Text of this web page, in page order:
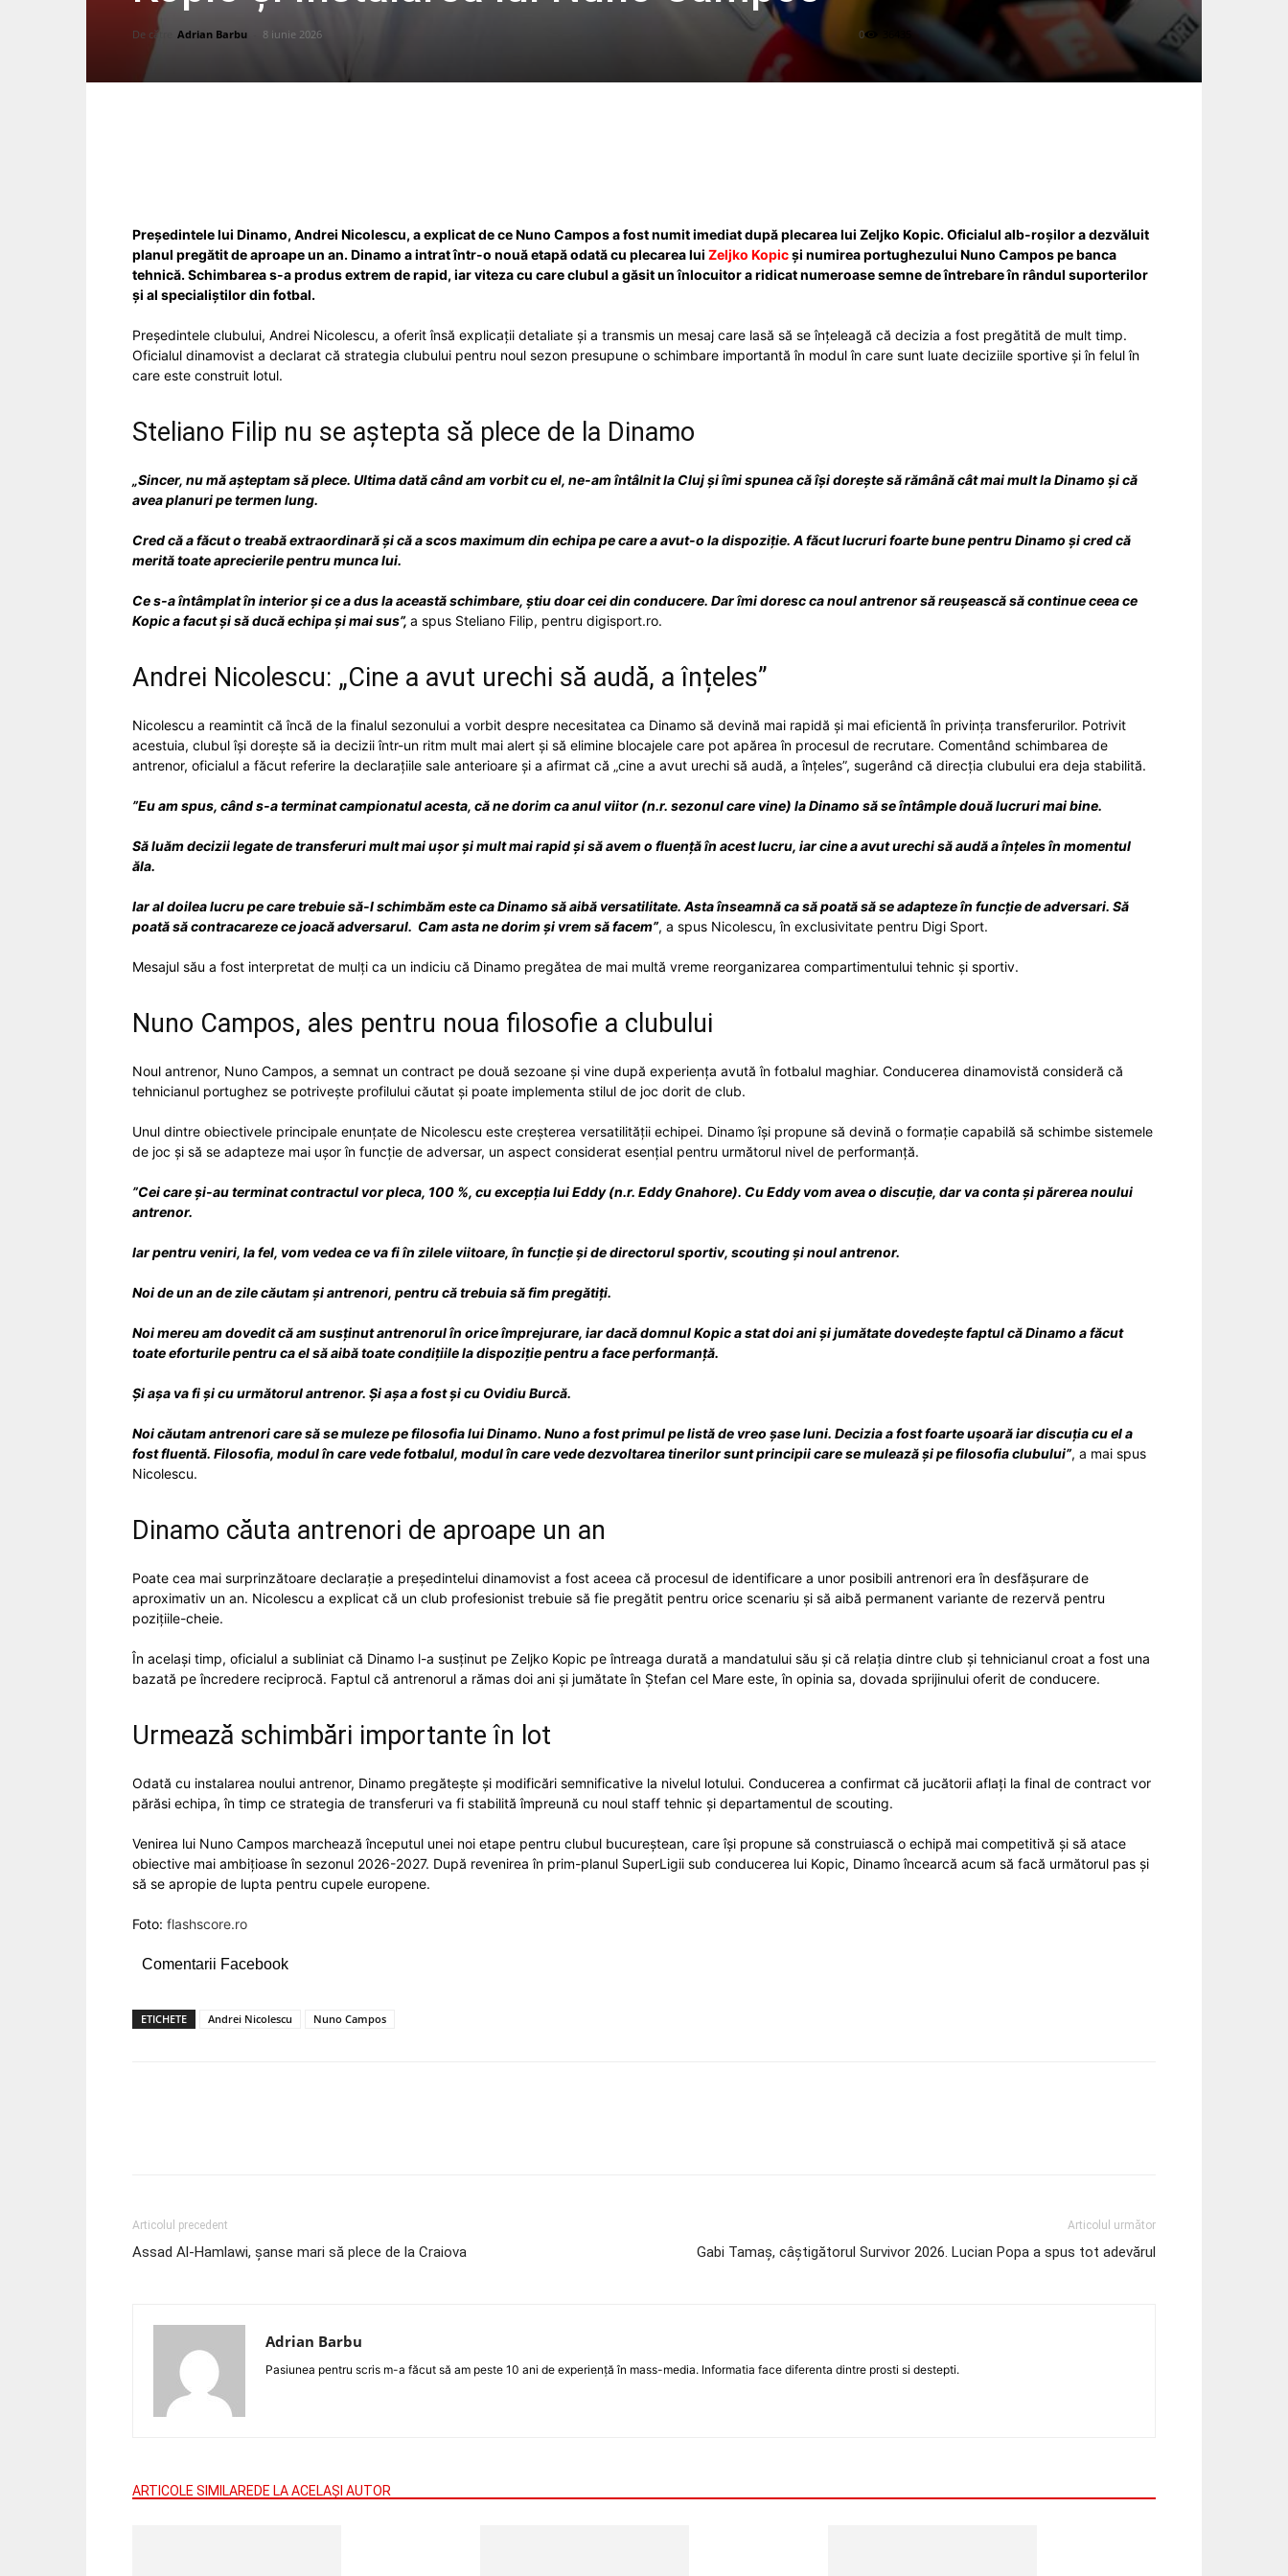
De către Adrian Barbu 8 iunie 2026 0
Președintele lui Dinamo, Andrei Nicolescu, a explicat de ce Nuno Campos a fost numit imediat după plecarea lui Zeljko Kopic. Oficialul alb-roșilor a dezvăluit
planul pregătit de aproape un an. Dinamo a intrat într-o nouă etapă odată cu plecarea lui Zeljko Kopicși numirea portughezului Nuno Campos pe banca
tehnică. Schimbarea s-a produs extrem de rapid, iar viteza cu care clubul a găsit un înlocuitor a ridicat numeroase semne de întrebare în rândul suporterilor
și al specialiștilor din fotbal.
Președintele clubului, Andrei Nicolescu, a oferit însă explicații detaliate și a transmis un mesaj care lasă să se înțeleagă că decizia a fost pregătită de mult timp.
Oficialul dinamovist a declarat că strategia clubului pentru noul sezon presupune o schimbare importantă în modul în care sunt luate deciziile sportive și în felul în
care este construit lotul.
Steliano Filip nu se aștepta să plece de la Dinamo
„Sincer, nu mă așteptam să plece. Ultima dată când am vorbit cu el, ne-am întâlnit la Cluj și îmi spunea că își dorește să rămână cât mai mult la Dinamo și că
avea planuri pe termen lung.
Cred că a făcut o treabă extraordinară și că a scos maximum din echipa pe care a avut-o la dispoziție. A făcut lucruri foarte bune pentru Dinamo și cred că
merită toate aprecierile pentru munca lui.
Ce s-a întâmplat în interior și ce a dus la această schimbare, știu doar cei din conducere. Dar îmi doresc ca noul antrenor să reușească să continue ceea ce
Kopic a facut și să ducă echipa și mai sus”, a spus Steliano Filip, pentru digisport.ro.
Andrei Nicolescu: „Cine a avut urechi să audă, a înțeles”
Nicolescu a reamintit că încă de la finalul sezonului a vorbit despre necesitatea ca Dinamo să devină mai rapidă și mai eficientă în privința transferurilor. Potrivit
acestuia, clubul își dorește să ia decizii într-un ritm mult mai alert și să elimine blocajele care pot apărea în procesul de recrutare. Comentând schimbarea de
antrenor, oficialul a făcut referire la declarațiile sale anterioare și a afirmat că „cine a avut urechi să audă, a înțeles”, sugerând că direcția clubului era deja stabilită.
”Eu am spus, când s-a terminat campionatul acesta, că ne dorim ca anul viitor (n.r. sezonul care vine) la Dinamo să se întâmple două lucruri mai bine.
Să luăm decizii legate de transferuri mult mai ușor și mult mai rapid și să avem o fluență în acest lucru, iar cine a avut urechi să audă a înțeles în momentul
ăla.
Iar al doilea lucru pe care trebuie să-l schimbăm este ca Dinamo să aibă versatilitate. Asta înseamnă ca să poată să se adapteze în funcție de adversari. Să
poată să contracareze ce joacă adversarul. Cam asta ne dorim și vrem să facem”, a spus Nicolescu, în exclusivitate pentru Digi Sport.
Mesajul său a fost interpretat de mulți ca un indiciu că Dinamo pregătea de mai multă vreme reorganizarea compartimentului tehnic și sportiv.
Nuno Campos, ales pentru noua filosofie a clubului
Noul antrenor, Nuno Campos, a semnat un contract pe două sezoane și vine după experiența avută în fotbalul maghiar. Conducerea dinamovistă consideră că
tehnicianul portughez se potrivește profilului căutat și poate implementa stilul de joc dorit de club.
Unul dintre obiectivele principale enunțate de Nicolescu este creșterea versatilității echipei. Dinamo își propune să devină o formație capabilă să schimbe sistemele
de joc și să se adapteze mai ușor în funcție de adversar, un aspect considerat esențial pentru următorul nivel de performanță.
”Cei care și-au terminat contractul vor pleca, 100 %, cu excepția lui Eddy (n.r. Eddy Gnahore). Cu Eddy vom avea o discuție, dar va conta și părerea noului
antrenor.
Iar pentru veniri, la fel, vom vedea ce va fi în zilele viitoare, în funcție și de directorul sportiv, scouting și noul antrenor.
Noi de un an de zile căutam și antrenori, pentru că trebuia să fim pregătiți.
Noi mereu am dovedit că am susținut antrenorul în orice împrejurare, iar dacă domnul Kopic a stat doi ani și jumătate dovedește faptul că Dinamo a făcut
toate eforturile pentru ca el să aibă toate condițiile la dispoziție pentru a face performanță.
Și așa va fi și cu următorul antrenor. Și așa a fost și cu Ovidiu Burcă.
Noi căutam antrenori care să se muleze pe filosofia lui Dinamo. Nuno a fost primul pe listă de vreo șase luni. Decizia a fost foarte ușoară iar discuția cu el a
fost fluentă. Filosofia, modul în care vede fotbalul, modul în care vede dezvoltarea tinerilor sunt principii care se mulează și pe filosofia clubului”, a mai spus
Nicolescu.
Dinamo căuta antrenori de aproape un an
Poate cea mai surprinzătoare declarație a președintelui dinamovist a fost aceea că procesul de identificare a unor posibili antrenori era în desfășurare de
aproximativ un an. Nicolescu a explicat că un club profesionist trebuie să fie pregătit pentru orice scenariu și să aibă permanent variante de rezervă pentru
pozițiile-cheie.
În același timp, oficialul a subliniat că Dinamo l-a susținut pe Zeljko Kopic pe întreaga durată a mandatului său și că relația dintre club și tehnicianul croat a fost una
bazată pe încredere reciprocă. Faptul că antrenorul a rămas doi ani și jumătate în Ștefan cel Mare este, în opinia sa, dovada sprijinului oferit de conducere.
Urmează schimbări importante în lot
Odată cu instalarea noului antrenor, Dinamo pregătește și modificări semnificative la nivelul lotului. Conducerea a confirmat că jucătorii aflați la final de contract vor
părăsi echipa, în timp ce strategia de transferuri va fi stabilită împreună cu noul staff tehnic și departamentul de scouting.
Venirea lui Nuno Campos marchează începutul unei noi etape pentru clubul bucureștean, care își propune să construiască o echipă mai competitivă și să atace
obiective mai ambițioase în sezonul 2026-2027. După revenirea în prim-planul SuperLigii sub conducerea lui Kopic, Dinamo încearcă acum să facă următorul pas și
să se apropie de lupta pentru cupele europene.
Foto: flashscore.ro
Comentarii Facebook
ETICHETE Andrei Nicolescu Nuno Campos
Articolul precedent
Assad Al-Hamlawi, șanse mari să plece de la Craiova
Articolul următor
Gabi Tamaș, câștigătorul Survivor 2026. Lucian Popa a spus tot adevărul
Adrian Barbu
Pasiunea pentru scris m-a făcut să am peste 10 ani de experiență în mass-media. Informatia face diferenta dintre prosti si destepti.
ARTICOLE SIMILAREDE LA ACELAȘI AUTOR